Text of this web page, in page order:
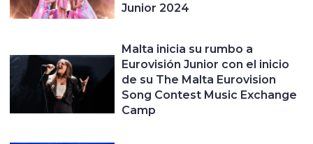
Junior 2024
Malta inicia su rumbo a
Eurovisión Junior con el inicio
de su The Malta Eurovision
Song Contest Music Exchange
Camp